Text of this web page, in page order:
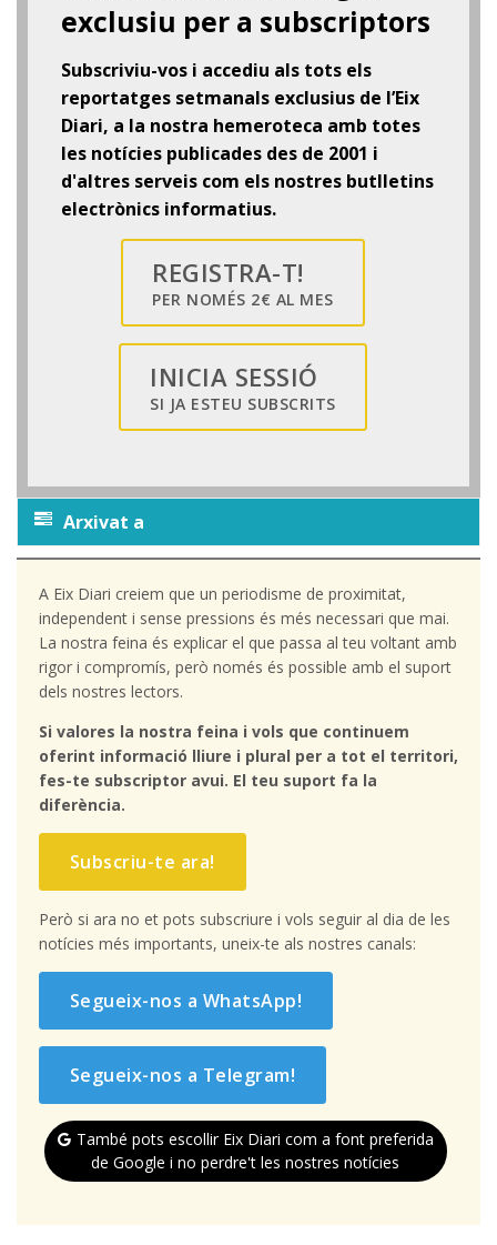
exclusiu per a subscriptors
Subscriviu-vos i accediu als tots els
reportatges setmanals exclusius de l’Eix
Diari, a la nostra hemeroteca amb totes
les notícies publicades des de 2001 i
d'altres serveis com els nostres butlletins
electrònics informatius.
REGISTRA-T!
PER NOMÉS 2€ AL MES
INICIA SESSIÓ
SI JA ESTEU SUBSCRITS
Arxivat a
A Eix Diari creiem que un periodisme de proximitat,
independent i sense pressions és més necessari que mai.
La nostra feina és explicar el que passa al teu voltant amb
rigor i compromís, però només és possible amb el suport
dels nostres lectors.
Si valores la nostra feina i vols que continuem
oferint informació lliure i plural per a tot el territori,
fes-te subscriptor avui. El teu suport fa la
diferència.
Subscriu-te ara!
Però si ara no et pots subscriure i vols seguir al dia de les
notícies més importants, uneix-te als nostres canals:
Segueix-nos a WhatsApp!
Segueix-nos a Telegram!
També pots escollir Eix Diari com a font preferida
de Google i no perdre't les nostres notícies